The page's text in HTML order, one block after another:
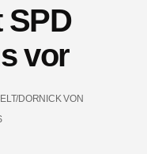
SPD
vor
DORNICKVON